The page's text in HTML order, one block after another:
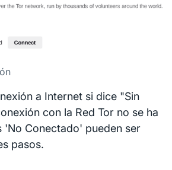
a Internet si dice "Sin
con la Red Tor no se ha
'No Conectado' pueden ser
pasos.